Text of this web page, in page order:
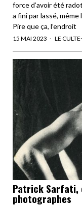
force d’avoir été
a fini par lassé,
Pire que ça, l’endroit
15 MAI 2023 LE CULTE·
Patrick Sarfati,
photographes